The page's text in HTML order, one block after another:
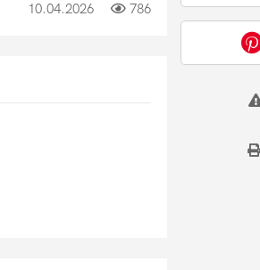
10.04.2026 786